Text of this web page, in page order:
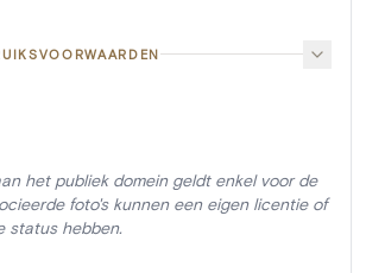
het publiek domein geldt enkel voor de
foto's kunnen een eigen licentie of
status hebben.